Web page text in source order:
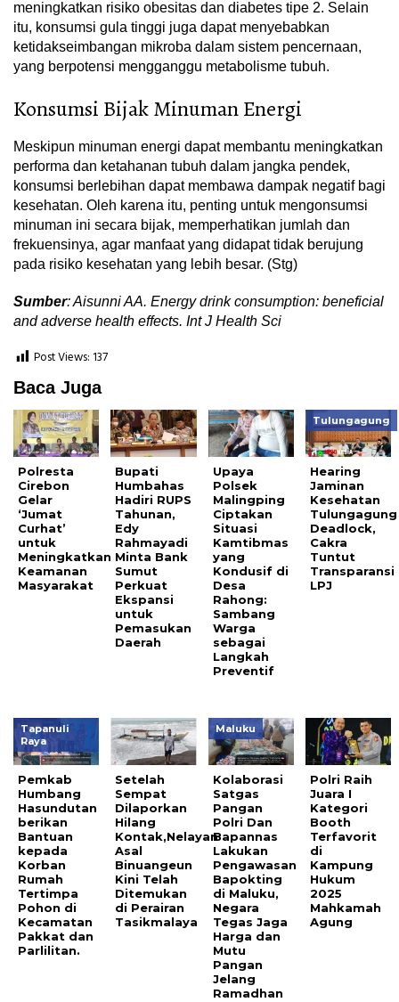
meningkatkan risiko obesitas dan diabetes tipe 2. Selain
itu, konsumsi gula tinggi juga dapat menyebabkan
ketidakseimbangan mikroba dalam sistem pencernaan,
yang berpotensi mengganggu metabolisme tubuh.
Konsumsi Bijak Minuman Energi
Meskipun minuman energi dapat membantu meningkatkan
performa dan ketahanan tubuh dalam jangka pendek,
konsumsi berlebihan dapat membawa dampak negatif bagi
kesehatan. Oleh karena itu, penting untuk mengonsumsi
minuman ini secara bijak, memperhatikan jumlah dan
frekuensinya, agar manfaat yang didapat tidak berujung
pada risiko kesehatan yang lebih besar. (Stg)
Sumber: Aisunni AA. Energy drink consumption: beneficial
and adverse health effects. Int J Health Sci
Post Views: 137
Baca Juga
Polresta
Cirebon
Gelar
‘Jumat
Curhat’
untuk
Meningkatkan
Keamanan
Masyarakat
Bupati
Humbahas
Hadiri RUPS
Tahunan,
Edy
Rahmayadi
Minta Bank
Sumut
Perkuat
Ekspansi
untuk
Pemasukan
Daerah
Upaya
Polsek
Malingping
Ciptakan
Situasi
Kamtibmas
yang
Kondusif di
Desa
Rahong:
Sambang
Warga
sebagai
Langkah
Preventif
Tulungagung
Hearing
Jaminan
Kesehatan
Tulungagung
Deadlock,
Cakra
Tuntut
Transparansi
LPJ
Tapanuli
Raya
Pemkab
Humbang
Hasundutan
berikan
Bantuan
kepada
Korban
Rumah
Tertimpa
Pohon di
Kecamatan
Pakkat dan
Parlilitan.
Setelah
Sempat
Dilaporkan
Hilang
Kontak,Nelayan
Asal
Binuangeun
Kini Telah
Ditemukan
di Perairan
Tasikmalaya
Maluku
Kolaborasi
Satgas
Pangan
Polri Dan
Bapannas
Lakukan
Pengawasan
Bapokting
di Maluku,
Negara
Tegas Jaga
Harga dan
Mutu
Pangan
Jelang
Ramadhan
Polri Raih
Juara I
Kategori
Booth
Terfavorit
di
Kampung
Hukum
2025
Mahkamah
Agung